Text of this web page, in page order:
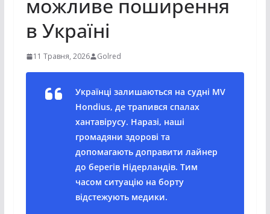
можливе поширення
в Україні
11 Травня, 2026 Golred
Українці залишаються на судні MV
Hondius, де трапився спалах
хантавірусу. Наразі, наші
громадяни здорові та
допомагають доправити лайнер
до берегів Нідерландів. Тим
часом ситуацію на борту
відстежують медики.